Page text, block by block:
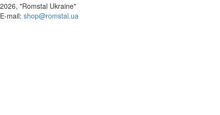
2026, "Romstal Ukraine"
​E-mail: shop@romstal.ua